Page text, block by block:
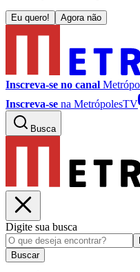
Eu quero! Agora não
Inscreva-se no canal
Inscreva-se na MetrópolesTV
Busca
Digite sua busca
Buscar